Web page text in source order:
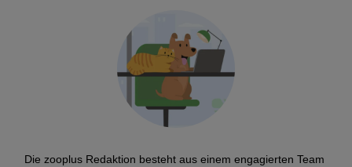
Die zooplus Redaktion besteht aus einem engagierten Team